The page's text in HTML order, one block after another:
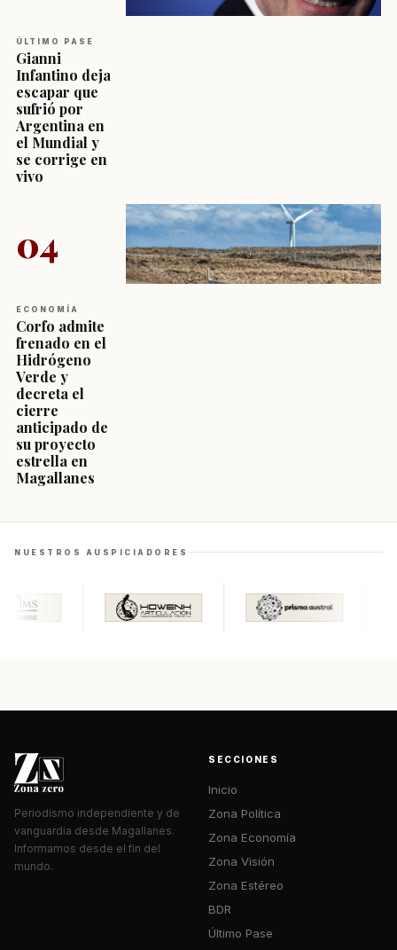
ÚLTIMO PASE
Gianni
Infantino deja
escapar que
sufrió por
Argentina en
el Mundial y
se corrige en
vivo
04
ECONOMÍA
Corfo admite
frenado en el
Hidrógeno
Verde y
decreta el
cierre
anticipado de
su proyecto
estrella en
Magallanes
NUESTROS AUSPICIADORES
Periodismo independiente y de
vanguardia desde Magallanes.
Informamos desde el fin del
mundo.
SECCIONES
Inicio
Zona Política
Zona Economía
Zona Visión
Zona Estéreo
BDR
Último Pase